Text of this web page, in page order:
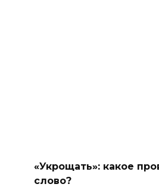
«Укрощать»: какое
слово?